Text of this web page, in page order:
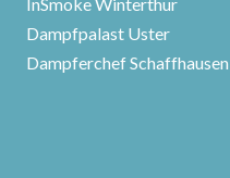
Dampfpalast Uster
Dampferchef Schaffhausen